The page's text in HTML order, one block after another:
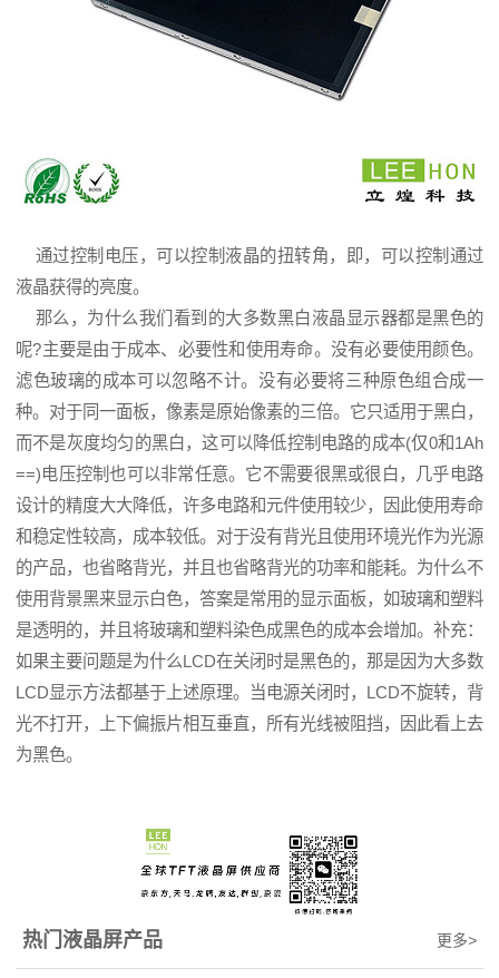
通过控制电压，可以控制液晶的扭转角，即，可以控制通过
液晶获得的亮度。
那么，为什么我们看到的大多数黑白液晶显示器都是黑色的
呢?主要是由于成本、必要性和使用寿命。没有必要使用颜色。
滤色玻璃的成本可以忽略不计。没有必要将三种原色组合成一
种。对于同一面板，像素是原始像素的三倍。它只适用于黑白，
而不是灰度均匀的黑白，这可以降低控制电路的成本(仅0和1Ah
==)电压控制也可以非常任意。它不需要很黑或很白，几乎电路
设计的精度大大降低，许多电路和元件使用较少，因此使用寿命
和稳定性较高，成本较低。对于没有背光且使用环境光作为光源
的产品，也省略背光，并且也省略背光的功率和能耗。为什么不
使用背景黑来显示白色，答案是常用的显示面板，如玻璃和塑料
是透明的，并且将玻璃和塑料染色成黑色的成本会增加。补充：
如果主要问题是为什么LCD在关闭时是黑色的，那是因为大多数
LCD显示方法都基于上述原理。当电源关闭时，LCD不旋转，背
光不打开，上下偏振片相互垂直，所有光线被阻挡，因此看上去
为黑色。
更多>
热门液晶屏产品